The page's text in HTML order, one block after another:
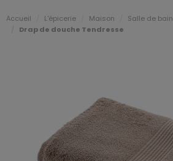
Accueil L'épicerie Maison Salle de bain
Drap de douche Tendresse